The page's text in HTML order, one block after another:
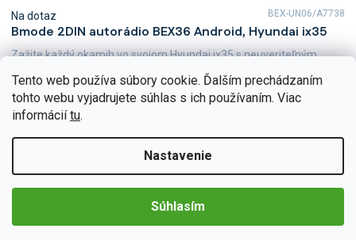
Tento web používa súbory cookie. Ďalším prechádzaním
tohto webu vyjadrujete súhlas s ich používaním. Viac
informáciítu.
Nastavenie
Súhlasím
Bmode 2DIN autorádio BEX36 Android, Hyundai ix35
Na dotaz
€226,44 Detail
Zažite každý okamih vo svojom Hyundai ix35 s neuveriteľným
upúta moderné technológie CarPlay a AndroidAuto,...
BEX-UN06/A7738